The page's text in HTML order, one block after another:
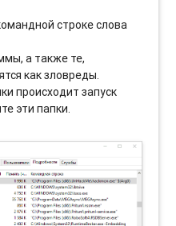
строке слова
а также те,
как зловреды.
происходит запуск
эти папки.